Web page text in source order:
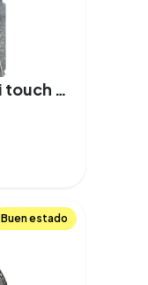
HAMILTON Khaki Multi touch (H915241)
Buen estado